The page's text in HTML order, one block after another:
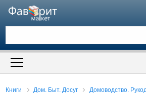
Искать также в описании
Книги Дом. Быт. Досуг Домоводство.